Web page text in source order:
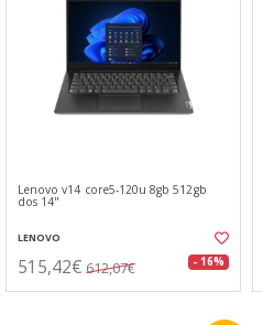
Lenovo v14 core5-120u 8gb 512gb
dos 14"
LENOVO
515,42€ 612,07€ - 16%